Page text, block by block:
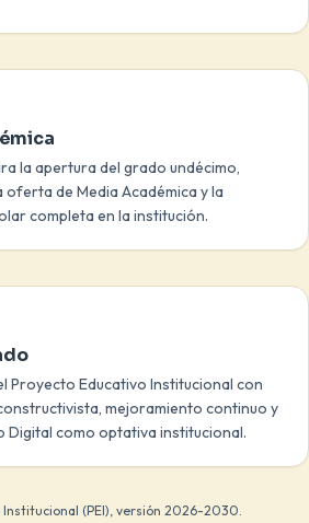
la apertura del grado undécimo,
de Media Académica y la
completa en la institución.
Proyecto Educativo Institucional con
mejoramiento continuo y
Digital como optativa institucional.
(PEI), versión 2026-2030.